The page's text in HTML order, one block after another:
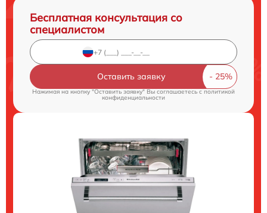
Бесплатная консультация со
специалистом
Оставить заявку
Нажимая на кнопку "Оставить заявку" Вы соглашаетесь cполитикой
конфиденциальности